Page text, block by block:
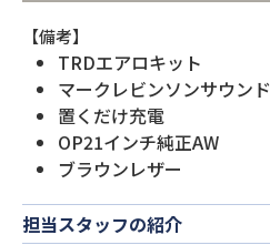
【備考】
TRDエアロキット
マークレビンソンサウンド
置くだけ充電
OP21インチ純正AW
ブラウンレザー
担当スタッフの紹介